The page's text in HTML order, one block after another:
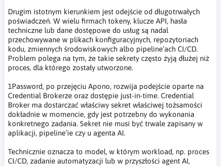
Drugim istotnym kierunkiem jest odejście od długotrwałych
poświadczeń. W wielu firmach tokeny, klucze API, hasła
techniczne lub dane dostępowe do usług są nadal
przechowywane w plikach konfiguracyjnych, repozytoriach
kodu, zmiennych środowiskowych albo pipeline’ach CI/CD.
Problem polega na tym, że takie sekrety często żyją dłużej niż
proces, dla którego zostały utworzone.
1Password, po przejęciu Apono, rozwija podejście oparte na
Credential Brokerze oraz dostępie just-in-time. Credential
Broker ma dostarczać właściwy sekret właściwej tożsamości
dokładnie w momencie, gdy jest potrzebny do wykonania
konkretnego zadania. Sekret nie musi być trwale zapisany w
aplikacji, pipeline’ie czy u agenta AI.
Technicznie oznacza to model, w którym workload, np. proces
CI/CD, zadanie automatyzacji lub w przyszłości agent AI,